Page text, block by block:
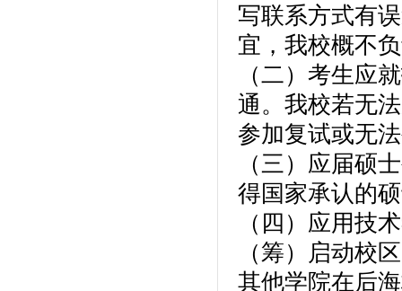
写联系方式有
宜，我校概不
（二）考生应
通。我校若无
参加复试或无
（三）应届硕
得国家承认的
（四）应用技
（筹）启动校
其他学院在后